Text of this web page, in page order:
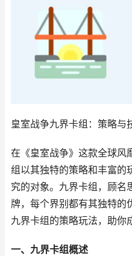
皇室战争九界卡组：策略与
在《皇室战争》这款全球风
组以其独特的策略和丰富的
究的对象。九界卡组，顾名
牌，每个界别都有其独特的
九界卡组的策略玩法，助你
一、九界卡组概述